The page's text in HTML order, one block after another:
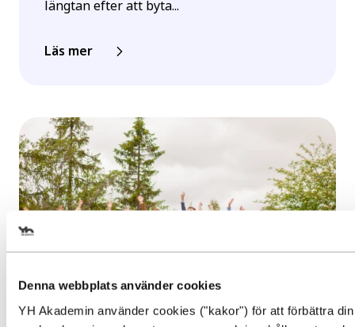
Denna webbplats använder cookies
YH Akademin använder cookies ("kakor") för att förbättra din
längtan efter att byta...
Läs mer
Gör en intresseanmälan för att